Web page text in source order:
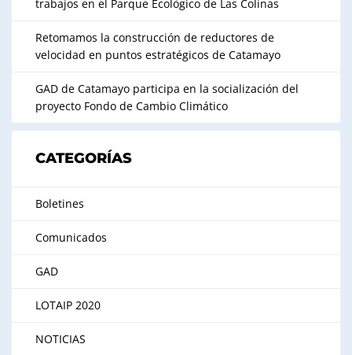
trabajos en el Parque Ecológico de Las Colinas
Retomamos la construcción de reductores de
velocidad en puntos estratégicos de Catamayo
GAD de Catamayo participa en la socialización del
proyecto Fondo de Cambio Climático
CATEGORÍAS
Boletines
Comunicados
GAD
LOTAIP 2020
NOTICIAS